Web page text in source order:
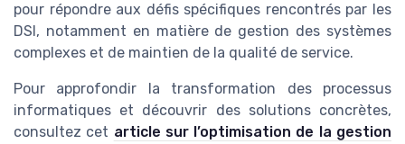
pour répondre aux défis spécifiques rencontrés par les
DSI, notamment en matière de gestion des systèmes
complexes et de maintien de la qualité de service.
Pour approfondir la transformation des processus
informatiques et découvrir des solutions concrètes,
consultez cet article sur l’optimisation de la gestion